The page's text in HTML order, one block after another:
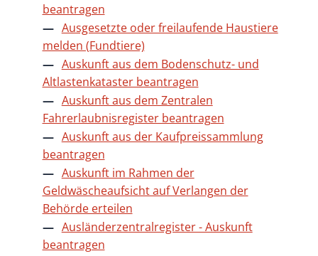
beantragen
Ausgesetzte oder freilaufende Haustiere
melden (Fundtiere)
Auskunft aus dem Bodenschutz- und
Altlastenkataster beantragen
Auskunft aus dem Zentralen
Fahrerlaubnisregister beantragen
Auskunft aus der Kaufpreissammlung
beantragen
Auskunft im Rahmen der
Geldwäscheaufsicht auf Verlangen der
Behörde erteilen
Ausländerzentralregister - Auskunft
beantragen